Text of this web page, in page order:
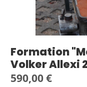
Formation
Volker Allexi
Prix régulier :
590,00 €